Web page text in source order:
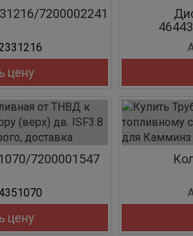
7200002241
цену
7200001547
цену